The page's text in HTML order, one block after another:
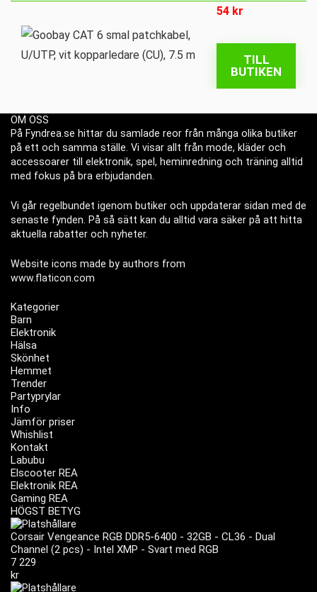
54 kr
TILL
BUTIKEN
OM OSS
På Fyndrea.se hittar du samlade reor från många olika butiker
på ett och samma ställe. Vi visar allt från mode, kläder och
accessoarer till elektronik, spel, heminredning och träning alltid
med fokus på bra erbjudanden.
Vi går regelbundet igenom butiker och uppdaterar sidan med de
senaste fynden. På så sätt kan du alltid vara säker på att hitta
aktuella rabatter och nyheter.
Website icons made by authors from
www.flaticon.com
Kategorier
Barn
Elektronik
Hälsa
Skönhet
Hemmet
Trender
Partyprylar
Info
Jämför priser
Whishlist
Kontakt
Labubu
Elscooter REA
Elektronik REA
Gaming REA
HÖGST BETYG
Corsair Vengeance RGB DDR5-6400 - 32GB - CL36 - Dual
Channel (2 pcs) - Intel XMP - Svart med RGB
7 229
kr